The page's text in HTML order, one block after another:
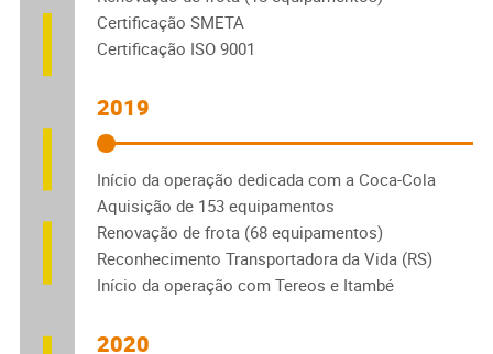
Certificação SMETA
Certificação ISO 9001
2019
Início da operação dedicada com a Coca-Cola
Aquisição de 153 equipamentos
Renovação de frota (68 equipamentos)
Reconhecimento Transportadora da Vida (RS)
Início da operação com Tereos e Itambé
2020